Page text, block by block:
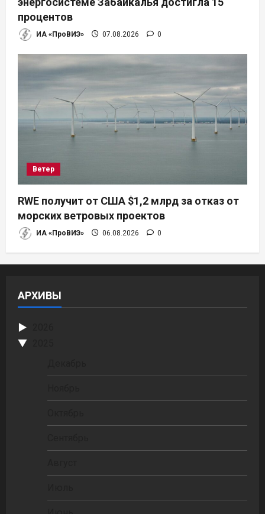
процентов
ИА «ПроВИЭ» 07.08.2026 0
Ветер
RWE получит от США $1,2 млрд за отказ от
морских ветровых проектов
ИА «ПроВИЭ» 06.08.2026 0
АРХИВЫ